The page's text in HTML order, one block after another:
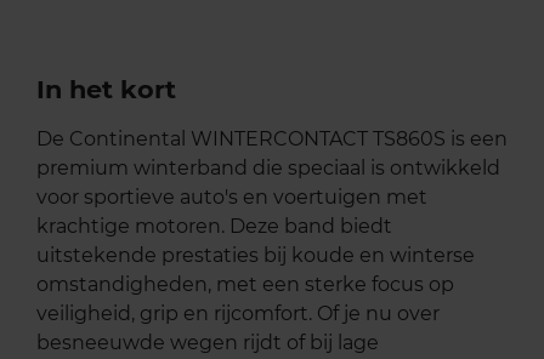
In het kort
De Continental WINTERCONTACT TS860S is een
premium winterband die speciaal is ontwikkeld
voor sportieve auto's en voertuigen met
krachtige motoren. Deze band biedt
uitstekende prestaties bij koude en winterse
omstandigheden, met een sterke focus op
veiligheid, grip en rijcomfort. Of je nu over
besneeuwde wegen rijdt of bij lage